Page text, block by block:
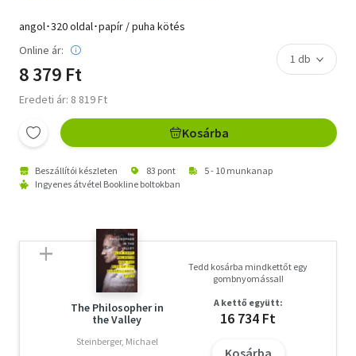
angol･320 oldal･papír / puha kötés
Online ár:
8 379 Ft
Eredeti ár: 8 819 Ft
Kosárba
Beszállítói készleten 83 pont
5 - 10 munkanap
Ingyenes átvétel Bookline boltokban
The Philosopher in
the Valley
Steinberger, Michael
Tedd kosárba mindkettőt egy
gombnyomással!
A kettő együtt:
16 734 Ft
Kosárba